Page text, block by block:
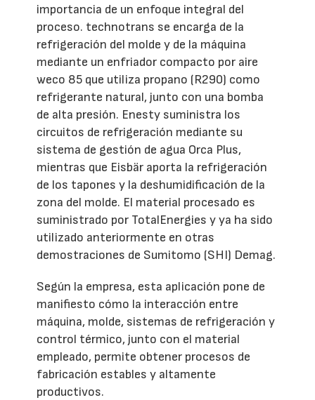
importancia de un enfoque integral del
proceso. technotrans se encarga de la
refrigeración del molde y de la máquina
mediante un enfriador compacto por aire
weco 85 que utiliza propano (R290) como
refrigerante natural, junto con una bomba
de alta presión. Enesty suministra los
circuitos de refrigeración mediante su
sistema de gestión de agua Orca Plus,
mientras que Eisbär aporta la refrigeración
de los tapones y la deshumidificación de la
zona del molde. El material procesado es
suministrado por TotalEnergies y ya ha sido
utilizado anteriormente en otras
demostraciones de Sumitomo (SHI) Demag.
Según la empresa, esta aplicación pone de
manifiesto cómo la interacción entre
máquina, molde, sistemas de refrigeración y
control térmico, junto con el material
empleado, permite obtener procesos de
fabricación estables y altamente
productivos.